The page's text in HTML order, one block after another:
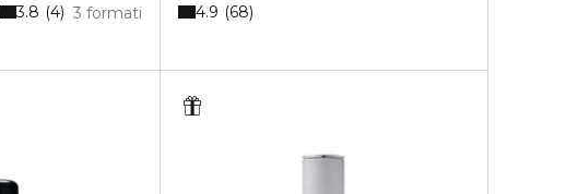
3 formati
3.8 4 4.9 68